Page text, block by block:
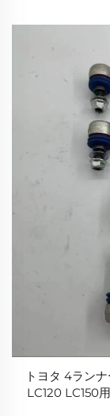
トヨタ 4ラン
LC120 LC150